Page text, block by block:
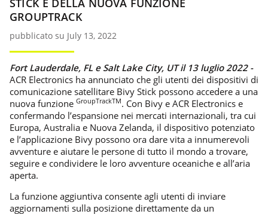
STICK E DELLA NUOVA FUNZIONE
GROUPTRACK
pubblicato su July 13, 2022
Fort Lauderdale, FL e Salt Lake City, UT il 13 luglio 2022 -
ACR Electronics ha annunciato che gli utenti dei dispositivi di
comunicazione satellitare Bivy Stick possono accedere a una
nuova funzione GroupTrackTM. Con Bivy e ACR Electronics e
confermando l’espansione nei mercati internazionali, tra cui
Europa, Australia e Nuova Zelanda, il dispositivo potenziato
e l’applicazione Bivy possono ora dare vita a innumerevoli
avventure e aiutare le persone di tutto il mondo a trovare,
seguire e condividere le loro avventure oceaniche e all’aria
aperta.
La funzione aggiuntiva consente agli utenti di inviare
aggiornamenti sulla posizione direttamente da un